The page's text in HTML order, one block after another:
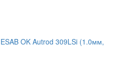
OK Autrod 309LSi (1.0мм,